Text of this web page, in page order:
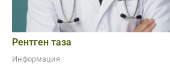
Рентген таза
Информация